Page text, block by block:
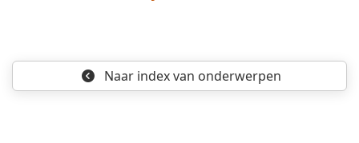
Naar indexvan onderwerpen